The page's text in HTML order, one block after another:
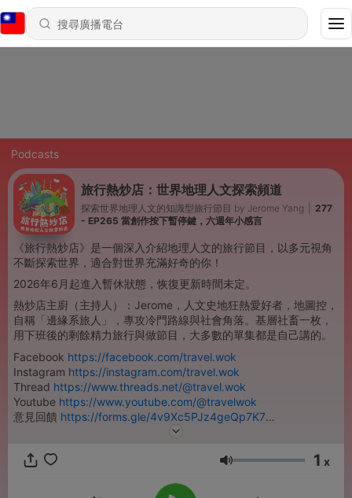
Podcasts
旅行熱炒店：世界地理人文探索頻道
探索世界地理人文的知識型旅行節目 by Jerome Yang
277
- EP265 當創作按下暫停鍵，六週年小感言
《旅行熱炒店》是一個深入介紹地理人文的旅行節目，以多元視角
不斷探索世界，適合對世界充滿好奇的你！
2026年6月起進入暫休狀態，恢復更新時間未定。
熱炒店主廚（主持人）：Jerome，人文史地狂熱愛好者，地圖控，
自稱「邊緣系旅人」，專攻冷門路線與社會角落。基層社畜一枚，
用下班後的剩餘精力旅行與做節目，大多數的單集都是自己講的。
Facebook https://facebook.com/travel.wok
Instagram https://instagram.com/travel.wok
Thread https://www.threads.net/@travel.wok
Youtube https://www.youtube.com/@travelwok
意見回饋 https://forms.gle/4v9Xc5PJz4geQp7K7
寫信給主廚 travel.wok@ltsoj.com
音量 1 x